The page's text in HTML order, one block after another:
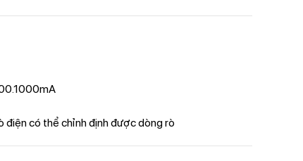
điện có thể chỉnh định được dòng rò